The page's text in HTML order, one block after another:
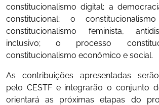
constitucionalismo digital; a
constitucional; o
constitucionalismo feminista,
inclusivo; o processo
constitucionalismo econômico e social.
As contribuições apresentadas
pelo CESTF e integrarão o conjunto
orientará as próximas etapas do